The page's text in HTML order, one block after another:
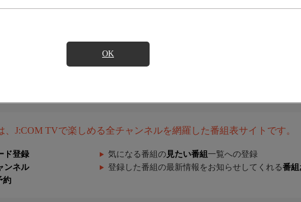
OK
、J:COM TVで楽しめる全チャンネルを網羅した番組表サイトです。
ド登録 気になる番組の 見たい番組 一覧への登録
ンネル 登録した番組の最新情報をお知らせしてくれる番組
約